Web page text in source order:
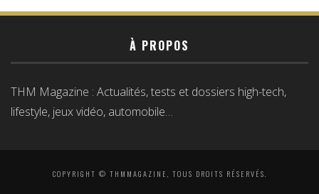
À PROPOS
THM Magazine : Actualités, tests et dossiers high-tech,
lifestyle, jeux vidéo, automobile…
COPYRIGHT © THMMAGAZINE, TOUS DROITS RÉSERVÉS.